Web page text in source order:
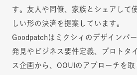
す。友人や同僚、家族とシェアして
しい形の決済を提案しています。
Goodpatchはミクシィのデザインパ
発見やビジネス要件定義、プロトタ
ス企画から、OOUIのアプローチを取